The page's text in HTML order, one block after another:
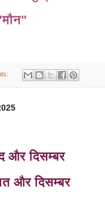
और दिसम्बर
और दिसम्बर